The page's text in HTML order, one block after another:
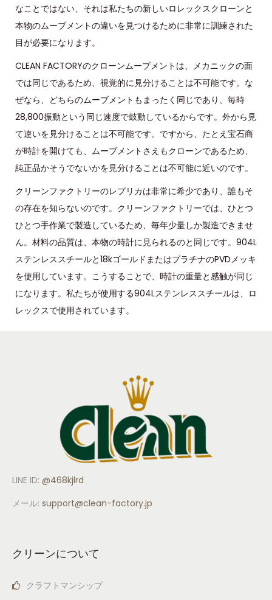
なことではない、それは私たちの新しいロレックスクローンと
本物のムーブメントの違いを見つけるために非常に訓練された
目が必要になります。
CLEAN FACTORYのクローンムーブメントは、メカニックの面
では同じであるため、視覚的に見分けることは不可能です。な
ぜなら、どちらのムーブメントもまったく同じであり、毎時
28,800振動という同じ速度で鼓動しているからです。外から見
て違いを見分けることは不可能です。ですから、たとえ宝石商
が時計を開けても、ムーブメントさえもクローンであるため、
純正品かそうでないかを見分けることは不可能に近いのです。
クリーンファクトリーのレプリカは非常に希少であり、誰もそ
の存在を知らないのです。クリーンファクトリーでは、ひとつ
ひとつ手作業で製造しているため、毎年少量しか製造できませ
ん。材料の品質は、本物の時計に見られるのと同じです。904L
ステンレススチールと18kゴールドまたはプラチナのPVDメッキ
を使用しています。こうすることで、時計の重量と感触が同じ
になります。私たちが使用する904Lステンレススチールは、ロ
レックスで使用されています。
LINE ID: @468kjlrd
メール: support@clean-factory.jp
クリーンについて
クラフトマンシップ